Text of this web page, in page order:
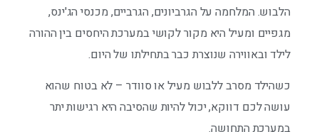
הלבוש. המלחמה על הגרביונים, הגרביים, מכנסי הג'ינס,
מגפיים ומעיל היא מקור לקושי במערכת היחסים בין ההורה
לילד ובאווירה שנוצרת כבר בתחילתו של היום.
כשהילד מסרב ללבוש מעיל או סוודר – לא בטוח שהוא
עושה לכם דווקא, יכול להיות שהסיבה היא רגישות יתר